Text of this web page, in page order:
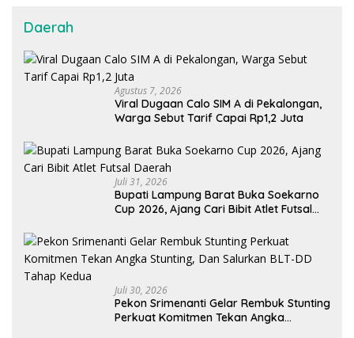
Daerah
Agustus 7, 2026
Viral Dugaan Calo SIM A di Pekalongan,
Warga Sebut Tarif Capai Rp1,2 Juta
Juli 31, 2026
Bupati Lampung Barat Buka Soekarno
Cup 2026, Ajang Cari Bibit Atlet Futsal
Juli 30, 2026
Pekon Srimenanti Gelar Rembuk Stunting
Perkuat Komitmen Tekan Angka